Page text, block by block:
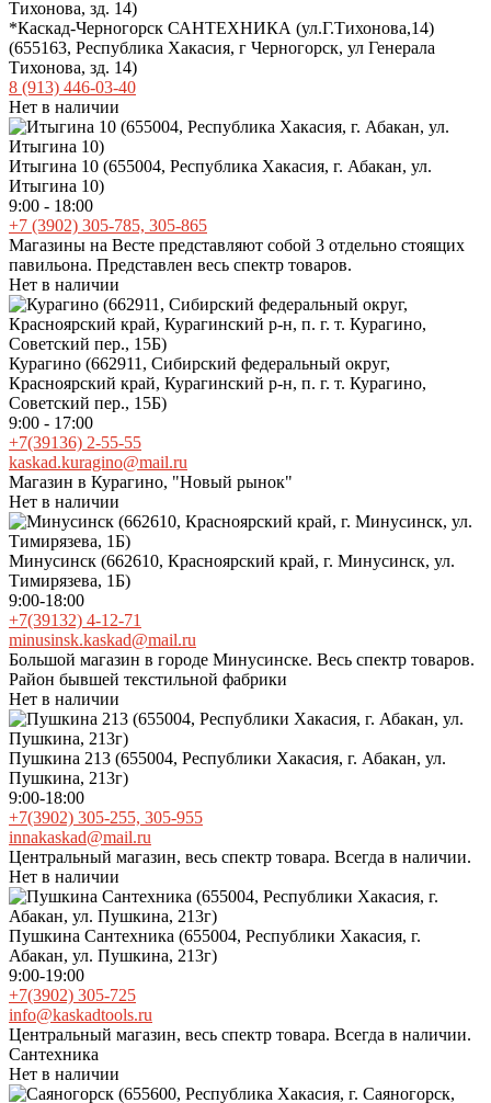
*Каскад-Черногорск САНТЕХНИКА (ул.Г.Тихонова,14)
(655163, Республика Хакасия, г Черногорск, ул Генерала
Тихонова, зд. 14)
8 (913) 446-03-40
Нет в наличии
Итыгина 10 (655004, Республика Хакасия, г. Абакан, ул.
Итыгина 10)
9:00 - 18:00
+7 (3902) 305-785, 305-865
Магазины на Весте представляют собой 3 отдельно стоящих
павильона. Представлен весь спектр товаров.
Нет в наличии
Курагино (662911, Сибирский федеральный округ,
Красноярский край, Курагинский р-н, п. г. т. Курагино,
Советский пер., 15Б)
9:00 - 17:00
+7(39136) 2-55-55
kaskad.kuragino@mail.ru
Магазин в Курагино, "Новый рынок"
Нет в наличии
Минусинск (662610, Красноярский край, г. Минусинск, ул.
Тимирязева, 1Б)
9:00-18:00
+7(39132) 4-12-71
minusinsk.kaskad@mail.ru
Большой магазин в городе Минусинске. Весь спектр товаров.
Район бывшей текстильной фабрики
Нет в наличии
Пушкина 213 (655004, Республики Хакасия, г. Абакан, ул.
Пушкина, 213г)
9:00-18:00
+7(3902) 305-255, 305-955
innakaskad@mail.ru
Центральный магазин, весь спектр товара. Всегда в наличии.
Нет в наличии
Пушкина Сантехника (655004, Республики Хакасия, г.
Абакан, ул. Пушкина, 213г)
9:00-19:00
+7(3902) 305-725
info@kaskadtools.ru
Центральный магазин, весь спектр товара. Всегда в наличии.
Сантехника
Нет в наличии